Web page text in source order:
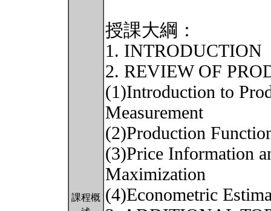
課程概
授課大綱：
1. INTRODUCTION
2. REVIEW OF
(1)Introduction to
Measurement
(2)Production
(3)Price Information
Maximization
(4)Econometric